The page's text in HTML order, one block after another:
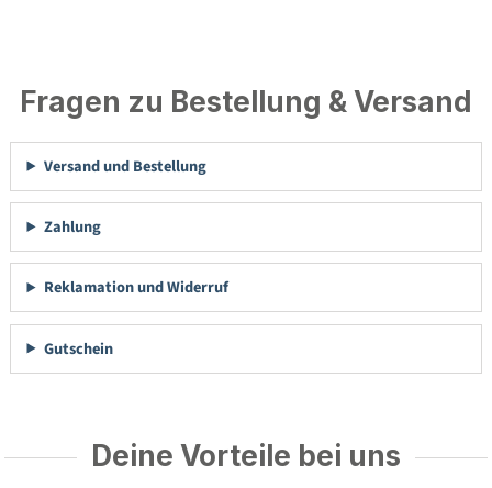
Fragen zu Bestellung & Versand
Versand und Bestellung
Zahlung
Reklamation und Widerruf
Gutschein
Deine Vorteile bei uns